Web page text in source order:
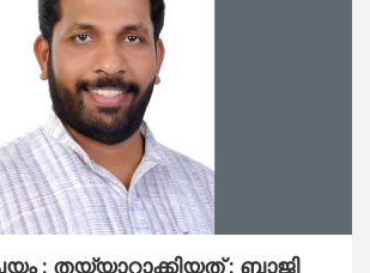
: തയ്യാറാക്കിയത് : ബാജി